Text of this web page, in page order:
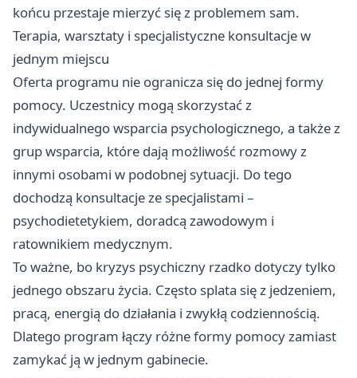
końcu przestaje mierzyć się z problemem sam.
Terapia, warsztaty i specjalistyczne konsultacje w
jednym miejscu
Oferta programu nie ogranicza się do jednej formy
pomocy. Uczestnicy mogą skorzystać z
indywidualnego wsparcia psychologicznego, a także z
grup wsparcia, które dają możliwość rozmowy z
innymi osobami w podobnej sytuacji. Do tego
dochodzą konsultacje ze specjalistami –
psychodietetykiem, doradcą zawodowym i
ratownikiem medycznym.
To ważne, bo kryzys psychiczny rzadko dotyczy tylko
jednego obszaru życia. Często splata się z jedzeniem,
pracą, energią do działania i zwykłą codziennością.
Dlatego program łączy różne formy pomocy zamiast
zamykać ją w jednym gabinecie.